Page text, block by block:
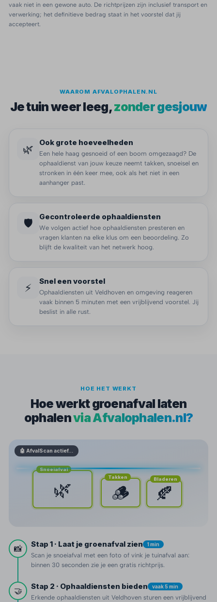
vaak niet in een gewone auto. De richtprijzen zijn inclusief transport en
verwerking; het definitieve bedrag staat in het voorstel dat jij
accepteert.
WAAROM AFVALOPHALEN.NL
Je tuin weer leeg,zonder gesjouw
🌿 Ook grote hoeveelheden
Een hele haag gesnoeid of een boom omgezaagd? De
ophaaldienst van jouw keuze neemt takken, snoeisel en
stronken in één keer mee, ook als het niet in een
aanhanger past.
🛡️ Gecontroleerde ophaaldiensten
We volgen actief hoe ophaaldiensten presteren en
vragen klanten na elke klus om een beoordeling. Zo
blijft de kwaliteit van het netwerk hoog.
⚡ Snel een voorstel
Ophaaldiensten uit Veldhoven en omgeving reageren
vaak binnen 5 minuten met een vrijblijvend voorstel. Jij
beslist in alle rust.
HOE HET WERKT
Hoe werkt groenafval laten
ophalenvia Afvalophalen.nl?
🤖 AfvalScan actief…
Snoeiafval
🌿
Takken
🪵
Bladeren
🍂
📸 Stap 1 · Laat je groenafval zien 1 min
Scan je snoeiafval met een foto of vink je tuinafval aan:
binnen 30 seconden zie je een gratis richtprijs.
🤝 Stap 2 · Ophaaldiensten bieden vaak 5 min
Erkende ophaaldiensten uit Veldhoven sturen een vrijblijvend